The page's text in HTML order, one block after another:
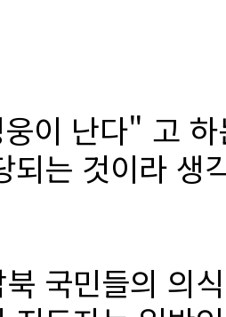
이 난다" 고 하
되는 것이라 생
국민들의 의